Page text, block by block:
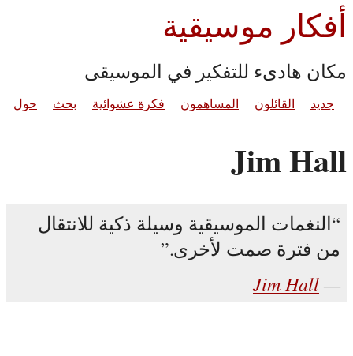
أفكار موسيقية
مكان هادىء للتفكير في الموسيقى
جديد القائلون المساهمون فكرة عشوائية بحث حول
Jim Hall
النغمات الموسيقية وسيلة ذكية للانتقال
من فترة صمت لأخرى.
Jim Hall